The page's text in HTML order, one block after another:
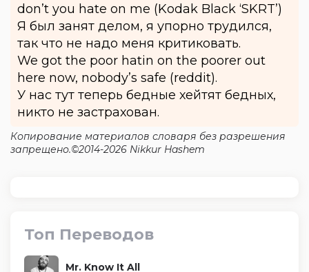
don’t you hate on me (Kodak Black ‘SKRT’)
Я был занят делом, я упорно трудился,
так что не надо меня критиковать.
We got the poor hatin on the poorer out
here now, nobody’s safe (reddit).
У нас тут теперь бедные хейтят бедных,
никто не застрахован.
Копирование материалов словаря без разрешения
запрещено.©2014-2026 Nikkur Hashem
Топ Переводов
Mr. Know It All